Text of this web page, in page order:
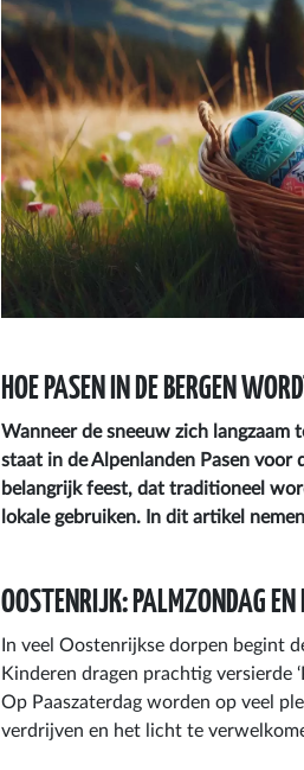
HOE PASEN IN DE BERGEN
Wanneer de sneeuw zich
staat in de Alpenlanden Pasen voor
belangrijk feest, dat traditioneel
lokale gebruiken. In dit artikel
OOSTENRIJK: PALMZONDAG
In veel Oostenrijkse dorpen begint
Kinderen dragen prachtig versierde
Op Paaszaterdag worden op veel
verdrijven en het licht te